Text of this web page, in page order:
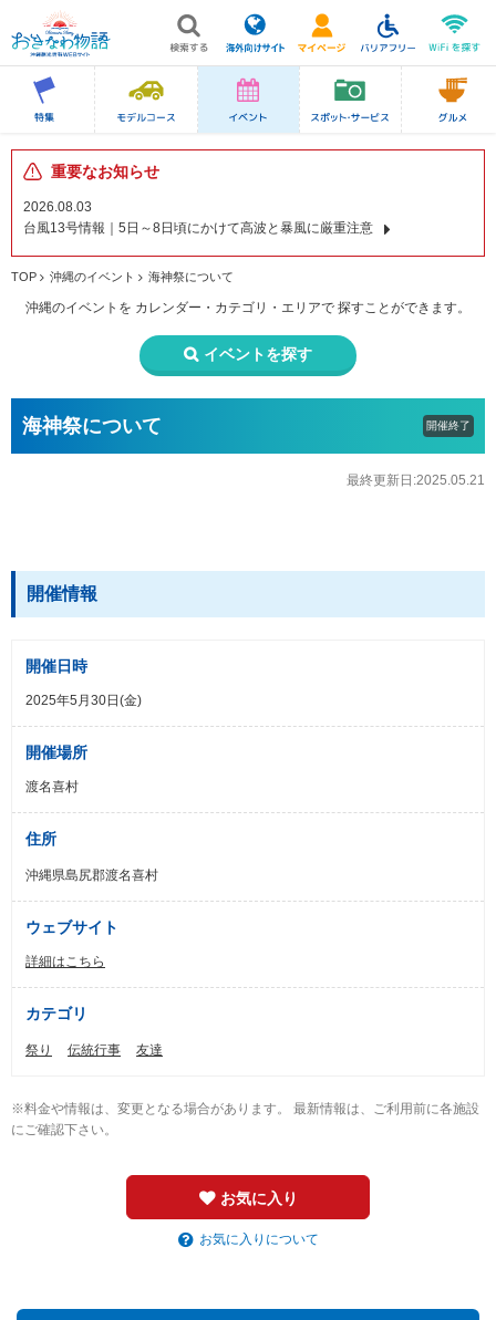
重要なお知らせ
2026.08.03
台風13号情報｜5日～8日頃にかけて高波と暴風に厳重注意
TOP 沖縄のイベント 海神祭について
沖縄のイベントを カレンダー・カテゴリ・エリアで 探すことができます。
イベントを探す
海神祭について 開催終了
最終更新日:2025.05.21
開催情報
開催日時
2025年5月30日(金)
開催場所
渡名喜村
住所
沖縄県島尻郡渡名喜村
ウェブサイト
詳細はこちら
カテゴリ
祭り 伝統行事 友達
※料金や情報は、変更となる場合があります。 最新情報は、ご利用前に各施設
にご確認下さい。
お気に入り
お気に入りについて